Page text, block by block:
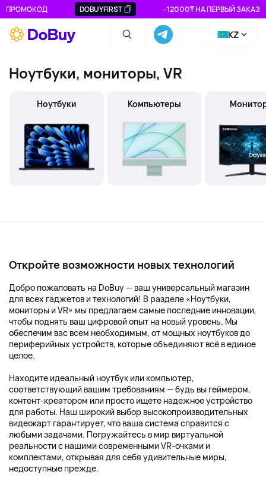
ПРОМОКОД DOBUYFIRST -12000₸ НА ПЕРВЫЙ ЗАКАЗ
KZ
Ноутбуки, мониторы, VR
Ноутбуки Компьютеры
Откройте возможности новых технологий
Добро пожаловать на DoBuy — ваш универсальный магазин
для всех гаджетов и технологий! В разделе «Ноутбуки,
мониторы и VR» мы предлагаем самые последние инновации,
чтобы поднять ваш цифровой опыт на новый уровень. Мы
обеспечим вас всем необходимым, от мощных ноутбуков до
периферийных устройств, которые объединяют всё в единое
целое.
Находите идеальный ноутбук или компьютер,
соответствующий вашим требованиям — будь вы геймером,
контент-креатором или просто ищете надежное устройство
для работы. Наш широкий выбор высокопроизводительных
видеокарт гарантирует, что ваша система справится с
любыми задачами. Погружайтесь в мир виртуальной
реальности с нашими современными VR-очками и
комплектами, открывая для себя удивительные миры,
недоступные прежде.